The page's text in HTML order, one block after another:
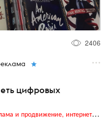
2406
цифровых
Digital (web-дизайн, интернет-реклама и продвижение, интернет-сообщества и блоги, интернет-коммуникации, мобильный маркетинг, реклама на цифровых экранах)